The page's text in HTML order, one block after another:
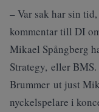
– Var sak har sin
kommentar till DI
Mikael Spångberg
Strategy, eller
Brummer ut just
nyckelspelare i